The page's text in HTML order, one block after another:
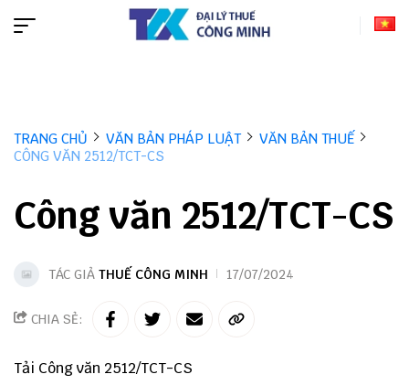
TRANG CHỦ VĂN BẢN PHÁP LUẬT
VĂN BẢN THUẾ
CÔNG VĂN 2512/TCT-CS
Công văn 2512/TCT-CS
TÁC GIẢ THUẾ CÔNG MINH 17/07/2024
CHIA SẺ:
Tải Công văn 2512/TCT-CS